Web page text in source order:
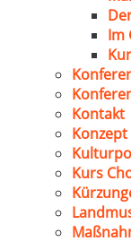
Im
Kontakt
Kurs